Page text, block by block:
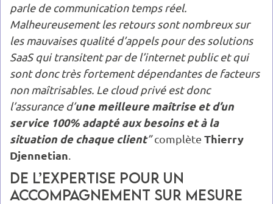
parle de communication temps réel.
Malheureusement les retours sont nombreux sur
les mauvaises qualité d’appels pour des solutions
SaaS qui transitent par de l’internet public et qui
sont donc très fortement dépendantes de facteurs
non maîtrisables. Le cloud privé est donc
l’assurance d’une meilleure maîtrise et d’un
service 100% adapté aux besoins et à la
situation de chaque client”complète Thierry
Djennetian
De l’expertise pour un
accompagnement sur mesure